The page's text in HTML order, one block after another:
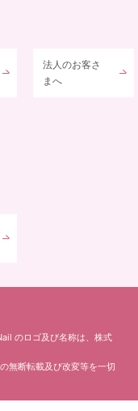
法人のお客さ
まへ
のロゴ及び名称は、株式
無断転載及び改変等を一切